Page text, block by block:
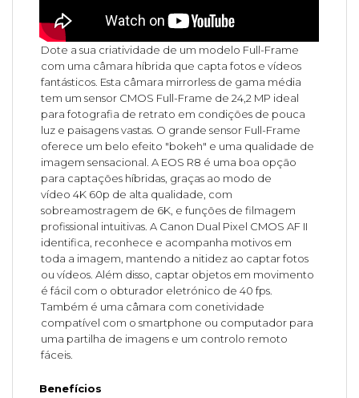
Dote a sua criatividade de um modelo Full-Frame
com uma câmara híbrida que capta fotos e vídeos
fantásticos. Esta câmara mirrorless de gama média
tem um sensor CMOS Full-Frame de 24,2 MP ideal
para fotografia de retrato em condições de pouca
luz e paisagens vastas. O grande sensor Full-Frame
oferece um belo efeito "bokeh" e uma qualidade de
imagem sensacional. A EOS R8 é uma boa opção
para captações híbridas, graças ao modo de
vídeo 4K 60p de alta qualidade, com
sobreamostragem de 6K, e funções de filmagem
profissional intuitivas. A Canon Dual Pixel CMOS AF II
identifica, reconhece e acompanha motivos em
toda a imagem, mantendo a nitidez ao captar fotos
ou vídeos. Além disso, captar objetos em movimento
é fácil com o obturador eletrónico de 40 fps.
Também é uma câmara com conetividade
compatível com o smartphone ou computador para
uma partilha de imagens e um controlo remoto
fáceis.
Benefícios